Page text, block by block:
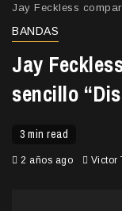
Jay Feckless
BANDAS
Jay
sencillo
3 min read
2 años ago Victor